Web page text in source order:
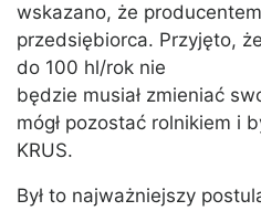
wskazano, że
przedsiębiorca. Przyjęto,
do 100 hl/rok nie
będzie musiał zmieniać
mógł pozostać rolnikiem i
KRUS.
Był to najważniejszy